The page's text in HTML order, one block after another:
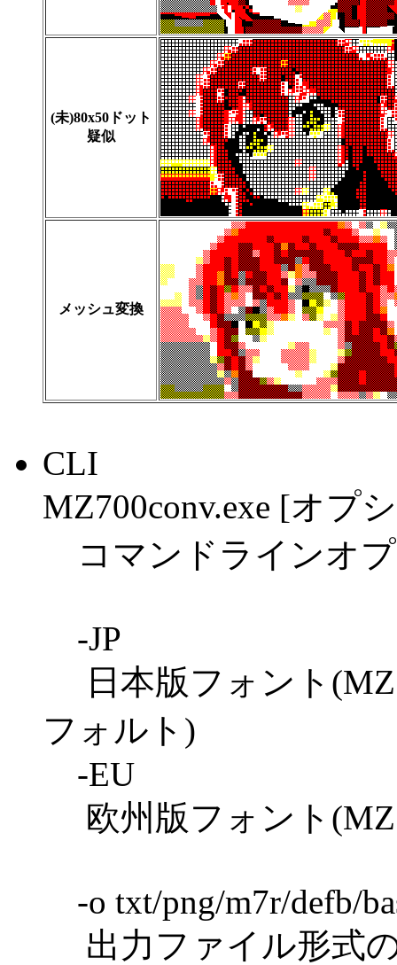
(未)80x50ドット
疑似
メッシュ変換
CLI
MZ700conv.exe [オプ
コマンドラインオ
-JP
日本版フォント
フォルト)
-EU
欧州版フォント
-o txt/png/m7r/defb/
出力ファイル形式